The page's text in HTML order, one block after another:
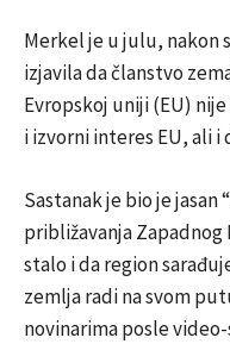
Merkel je u julu, nakon
izjavila da članstvo
Evropskoj uniji (EU)
i izvorni interes EU, ali
Sastanak je bio je jasan
približavanja Zapadnog
stalo i da region
zemlja radi na svom
novinarima posle